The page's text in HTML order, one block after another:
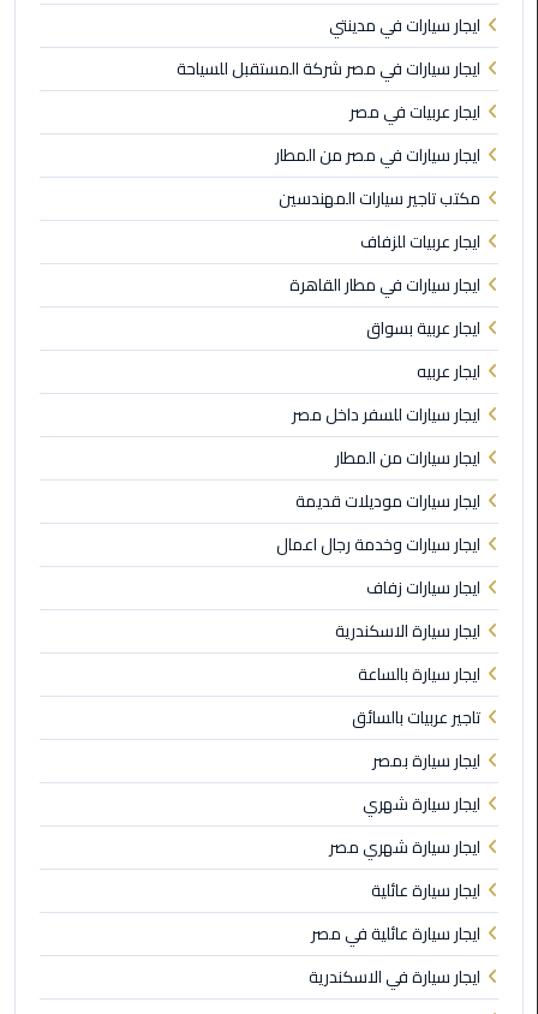
ليموزين
مطار
سفنكس
ليموزين
القاهرة
اسكندرية
ليموزين
مطار
برج
العرب
ليموزين
المطار
الخط
الساخن
ليموزين
مطار
العلمين
ليموزين
توصيل
المطار
ليموزين
مطار
مرسي
مطروح
ليموزين
مطار
اكتوبر
ايجار سيارات في مدينتي
ايجار سيارات في مصر شركة المستقبل للسياحة
ايجار عربيات في مصر
ايجار سيارات في مصر من المطار
مكتب تاجير سيارات المهندسين
ايجار عربيات للزفاف
ايجار سيارات في مطار القاهرة
ايجار عربية بسواق
ايجار عربيه
ايجار سيارات للسفر داخل مصر
ايجار سيارات من المطار
ايجار سيارات موديلات قديمة
ايجار سيارات وخدمة رجال اعمال
ايجار سيارات زفاف
ايجار سيارة الاسكندرية
ايجار سيارة بالساعة
تاجير عربيات بالسائق
ايجار سيارة بمصر
ايجار سيارة شهري
ايجار سيارة شهري مصر
ايجار سيارة عائلية
ايجار سيارة عائلية في مصر
ايجار سيارة في الاسكندرية